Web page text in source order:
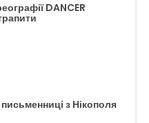
DANCER
з Нікополя